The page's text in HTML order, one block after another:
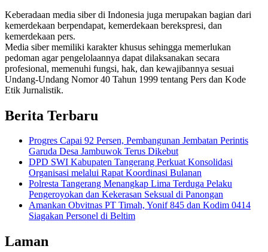
Keberadaan media siber di Indonesia juga merupakan bagian dari
kemerdekaan berpendapat, kemerdekaan berekspresi, dan
kemerdekaan pers.
Media siber memiliki karakter khusus sehingga memerlukan
pedoman agar pengelolaannya dapat dilaksanakan secara
profesional, memenuhi fungsi, hak, dan kewajibannya sesuai
Undang-Undang Nomor 40 Tahun 1999 tentang Pers dan Kode
Etik Jurnalistik.
Berita Terbaru
Progres Capai 92 Persen, Pembangunan Jembatan Perintis
Garuda Desa Jambuwok Terus Dikebut
DPD SWI Kabupaten Tangerang Perkuat Konsolidasi
Organisasi melalui Rapat Koordinasi Bulanan
Polresta Tangerang Menangkap Lima Terduga Pelaku
Pengeroyokan dan Kekerasan Seksual di Panongan
Amankan Obvitnas PT Timah, Yonif 845 dan Kodim 0414
Siagakan Personel di Beltim
Laman